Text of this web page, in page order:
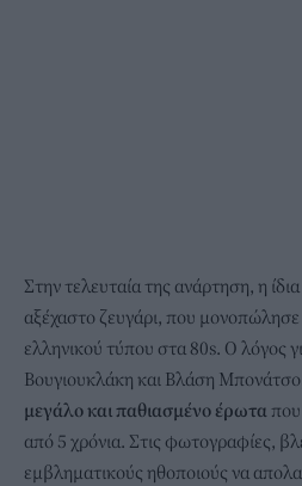
Στην τελευταία της ανάρτηση, η
αξέχαστο ζευγάρι, που
ελληνικού τύπου στα 80s. Ο λόγος
Βουγιουκλάκη και Βλάση Μπονάτσο,
μεγάλο και παθιασμένο έρωτα
από 5 χρόνια. Στις φωτογραφίες,
εμβληματικούς ηθοποιούς να